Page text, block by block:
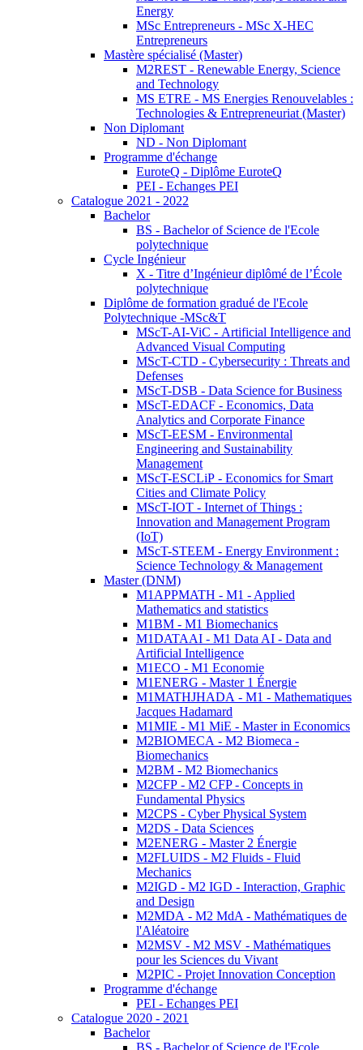
Energy
MSc Entrepreneurs - MSc X-HEC
Entrepreneurs
Mastère spécialisé (Master)
M2REST - Renewable Energy, Science
and Technology
MS ETRE - MS Energies Renouvelables :
Technologies & Entrepreneuriat (Master)
Non Diplomant
ND - Non Diplomant
Programme d'échange
EuroteQ - Diplôme EuroteQ
PEI - Echanges PEI
Catalogue 2021 - 2022
Bachelor
BS - Bachelor of Science de l'Ecole
polytechnique
Cycle Ingénieur
X - Titre d’Ingénieur diplômé de l’École
polytechnique
Diplôme de formation gradué de l'Ecole
Polytechnique -MSc&T
MScT-AI-ViC - Artificial Intelligence and
Advanced Visual Computing
MScT-CTD - Cybersecurity : Threats and
Defenses
MScT-DSB - Data Science for Business
MScT-EDACF - Economics, Data
Analytics and Corporate Finance
MScT-EESM - Environmental
Engineering and Sustainability
Management
MScT-ESCLiP - Economics for Smart
Cities and Climate Policy
MScT-IOT - Internet of Things :
Innovation and Management Program
(IoT)
MScT-STEEM - Energy Environment :
Science Technology & Management
Master (DNM)
M1APPMATH - M1 - Applied
Mathematics and statistics
M1BM - M1 Biomechanics
M1DATAAI - M1 Data AI - Data and
Artificial Intelligence
M1ECO - M1 Economie
M1ENERG - Master 1 Énergie
M1MATHJHADA - M1 - Mathematiques
Jacques Hadamard
M1MIE - M1 MiE - Master in Economics
M2BIOMECA - M2 Biomeca -
Biomechanics
M2BM - M2 Biomechanics
M2CFP - M2 CFP - Concepts in
Fundamental Physics
M2CPS - Cyber Physical System
M2DS - Data Sciences
M2ENERG - Master 2 Énergie
M2FLUIDS - M2 Fluids - Fluid
Mechanics
M2IGD - M2 IGD - Interaction, Graphic
and Design
M2MDA - M2 MdA - Mathématiques de
l'Aléatoire
M2MSV - M2 MSV - Mathématiques
pour les Sciences du Vivant
M2PIC - Projet Innovation Conception
Programme d'échange
PEI - Echanges PEI
Catalogue 2020 - 2021
Bachelor
BS - Bachelor of Science de l'Ecole